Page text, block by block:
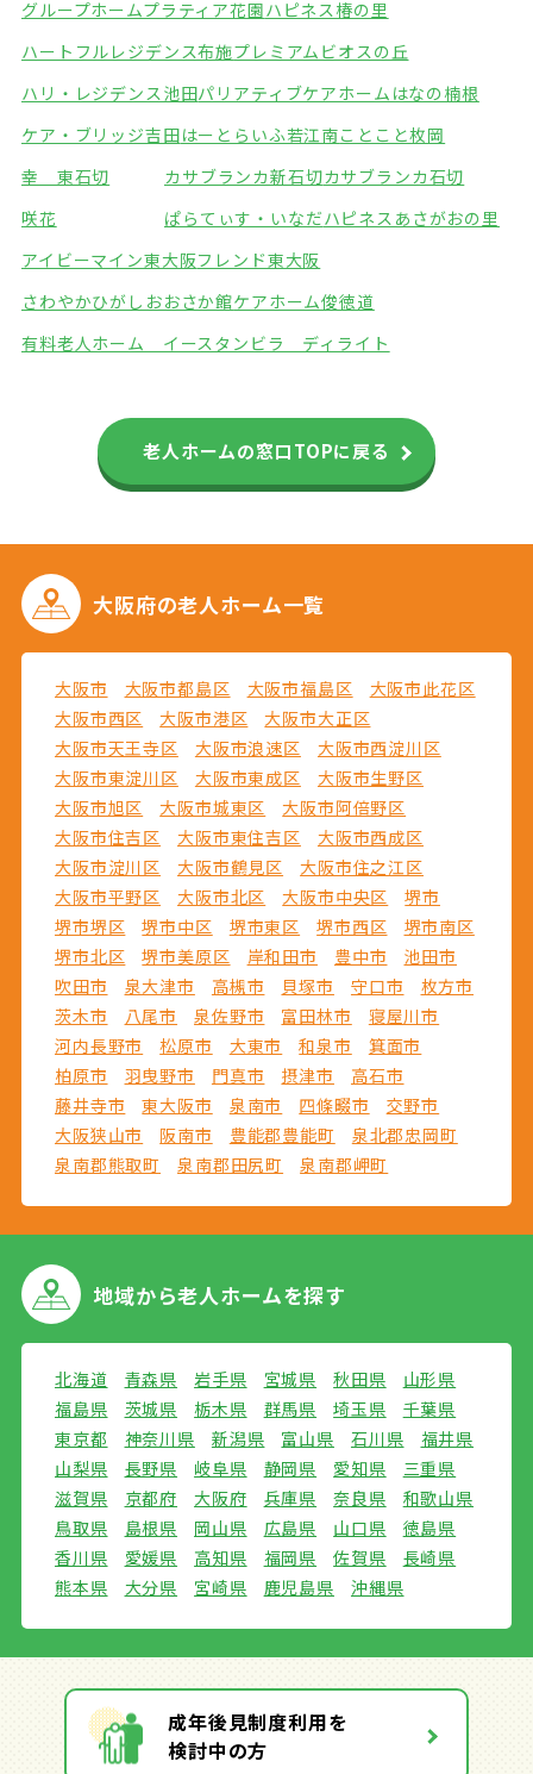
グループホームプラティア花園ハピネス椿の里
ハートフルレジデンス布施プレミアムビオスの丘
ハリ・レジデンス池田パリアティブケアホームはなの楠根
ケア・ブリッジ吉田はーとらいふ若江南ことこと枚岡
幸 東石切
カサブランカ新石切カサブランカ石切
咲花
ぱらてぃす・いなだハピネスあさがおの里
アイビーマイン東大阪フレンド東大阪
さわやかひがしおおさか館ケアホーム俊徳道
有料老人ホーム イースタンビラ ディライト
老人ホームの窓口TOPに戻る
大阪府の老人ホーム一覧
大阪市 大阪市都島区 大阪市福島区
大阪市此花区
大阪市西区
大阪市港区
大阪市大正区
大阪市天王寺区
大阪市浪速区
大阪市西淀川区
大阪市東淀川区
大阪市東成区
大阪市生野区
大阪市旭区
大阪市城東区
大阪市阿倍野区
大阪市住吉区
大阪市東住吉区
大阪市西成区
大阪市淀川区
大阪市鶴見区
大阪市住之江区
大阪市平野区
大阪市北区 大阪市中央区
堺市
堺市堺区
堺市中区 堺市東区 堺市西区
堺市南区
堺市北区
堺市美原区 岸和田市 豊中市
池田市
吹田市
泉大津市 高槻市 貝塚市 守口市
枚方市
茨木市
八尾市 泉佐野市 富田林市
寝屋川市
河内長野市
松原市 大東市 和泉市
箕面市
柏原市
羽曳野市 門真市 摂津市
高石市
藤井寺市
東大阪市 泉南市 四條畷市
交野市
大阪狭山市
阪南市 豊能郡豊能町
泉北郡忠岡町
泉南郡熊取町
泉南郡田尻町 泉南郡岬町
地域から老人ホームを探す
北海道 青森県 岩手県 宮城県 秋田県
山形県
福島県
茨城県 栃木県 群馬県 埼玉県
千葉県
東京都
神奈川県 新潟県 富山県 石川県
福井県
山梨県
長野県 岐阜県 静岡県 愛知県
三重県
滋賀県
京都府 大阪府 兵庫県 奈良県
和歌山県
鳥取県
島根県 岡山県 広島県 山口県
徳島県
香川県
愛媛県 高知県 福岡県 佐賀県
長崎県
熊本県
大分県 宮崎県 鹿児島県 沖縄県
成年後見制度利用を
検討中の方